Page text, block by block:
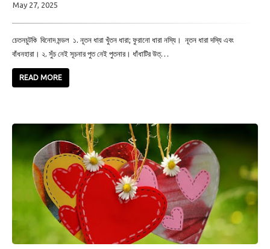
May 27, 2025
চেতনচুটকি বিনোদ মন্ডল ১. নূতন ধারা খুঁতন ধারা; ফুরানো ধারা নস্যি। নূতন ধারা দস্যি এবং
বাঁধনহারা। ২. সুঁচ নেই সূচনার পুত নেই পুতনার। ধাঁধাটির উত্…
READ MORE